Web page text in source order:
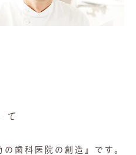
歯科医院の創造』です。